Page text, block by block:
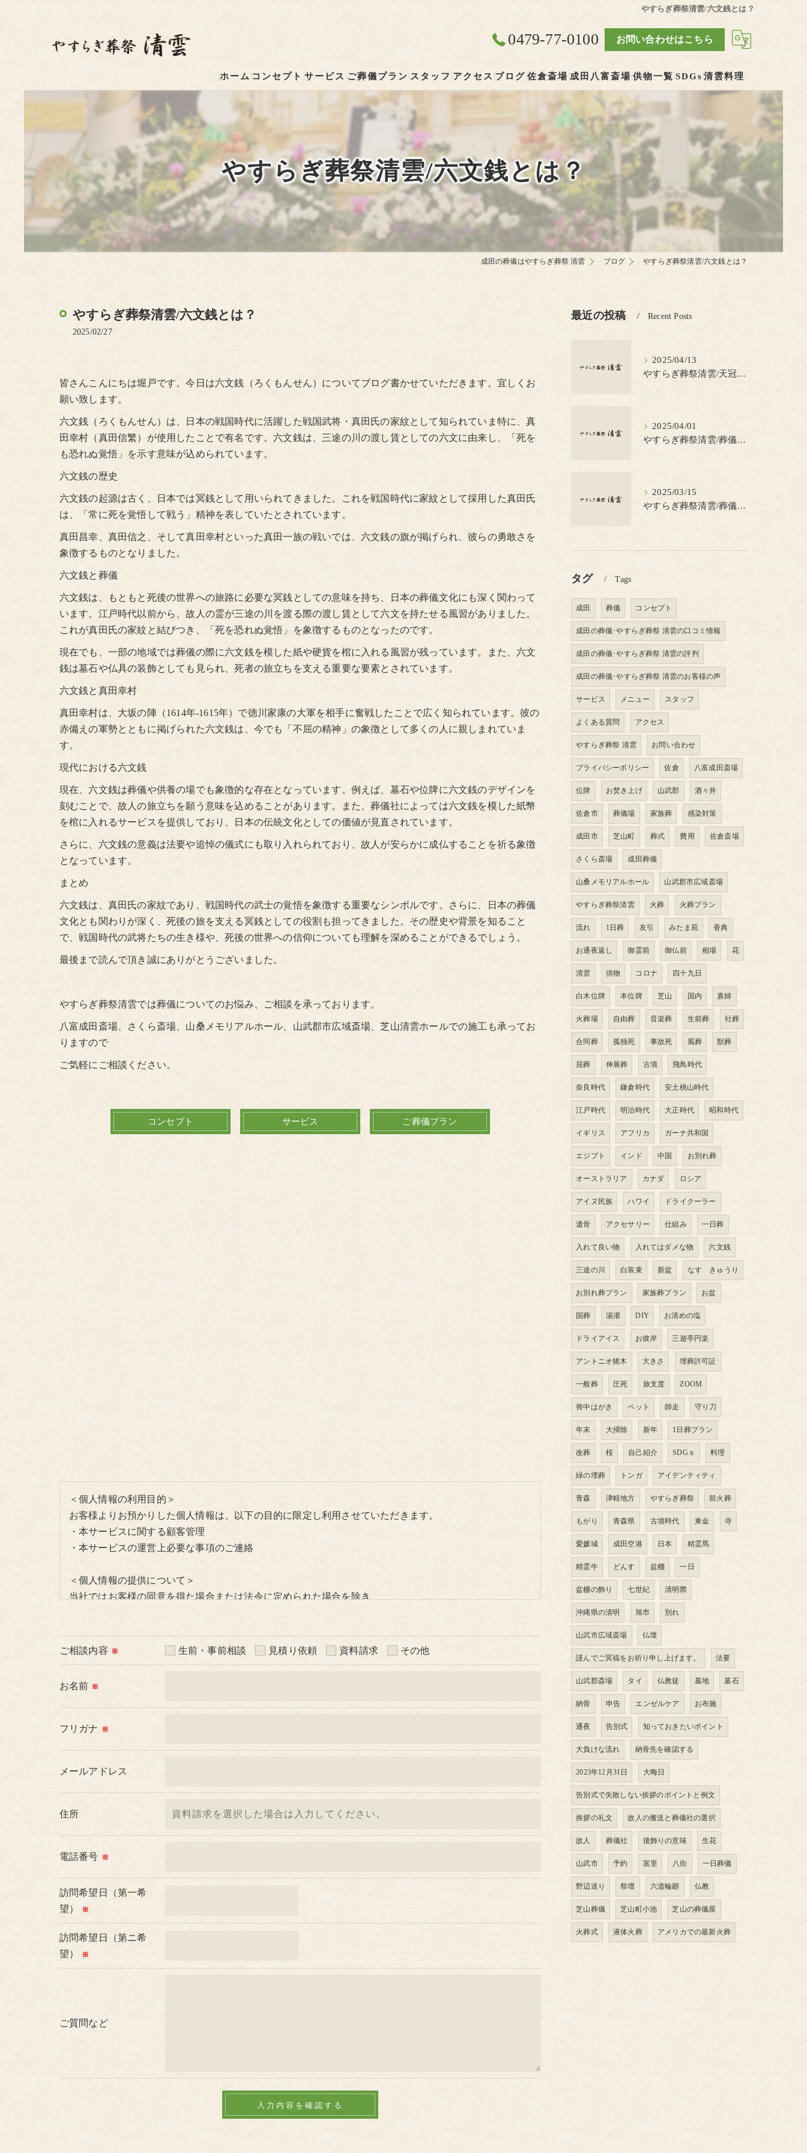
やすらぎ葬祭清雲/六文銭とは？
0479-77-0100 お問い合わせはこちら
ホーム コンセプト
成田の葬儀･やすらぎ葬祭 清雲の口コミ情報
成田の葬儀･やすらぎ葬祭 清雲の評判
成田の葬儀･やすらぎ葬祭 清雲のお客様の声
サービス ご葬儀プラン スタッフ アクセス ブログ 佐倉斎場 成田八富斎場 供物一覧 SDGs 清雲料理
やすらぎ葬祭清雲/六文銭とは？
成田の葬儀はやすらぎ葬祭 清雲 ブログ やすらぎ葬祭清雲/六文銭とは？
やすらぎ葬祭清雲/六文銭とは？
2025/02/27
皆さんこんにちは堀戸です。今日は六文銭（ろくもんせん）についてブログ書かせていただきます。宜しくお
願い致します。
六文銭（ろくもんせん）は、日本の戦国時代に活躍した戦国武将・真田氏の家紋として知られていま特に、真
田幸村（真田信繁）が使用したことで有名です。六文銭は、三途の川の渡し賃としての六文に由来し、「死を
も恐れぬ覚悟」を示す意味が込められています。
六文銭の歴史
六文銭の起源は古く、日本では冥銭として用いられてきました。これを戦国時代に家紋として採用した真田氏
は、「常に死を覚悟して戦う」精神を表していたとされています。
真田昌幸、真田信之、そして真田幸村といった真田一族の戦いでは、六文銭の旗が掲げられ、彼らの勇敢さを
象徴するものとなりました。
六文銭と葬儀
六文銭は、もともと死後の世界への旅路に必要な冥銭としての意味を持ち、日本の葬儀文化にも深く関わって
います。江戸時代以前から、故人の霊が三途の川を渡る際の渡し賃として六文を持たせる風習がありました。
これが真田氏の家紋と結びつき、「死を恐れぬ覚悟」を象徴するものとなったのです。
現在でも、一部の地域では葬儀の際に六文銭を模した紙や硬貨を棺に入れる風習が残っています。また、六文
銭は墓石や仏具の装飾としても見られ、死者の旅立ちを支える重要な要素とされています。
六文銭と真田幸村
真田幸村は、大坂の陣（1614年-1615年）で徳川家康の大軍を相手に奮戦したことで広く知られています。彼の
赤備えの軍勢とともに掲げられた六文銭は、今でも「不屈の精神」の象徴として多くの人に親しまれていま
す。
現代における六文銭
現在、六文銭は葬儀や供養の場でも象徴的な存在となっています。例えば、墓石や位牌に六文銭のデザインを
刻むことで、故人の旅立ちを願う意味を込めることがあります。また、葬儀社によっては六文銭を模した紙幣
を棺に入れるサービスを提供しており、日本の伝統文化としての価値が見直されています。
さらに、六文銭の意義は法要や追悼の儀式にも取り入れられており、故人が安らかに成仏することを祈る象徴
となっています。
まとめ
六文銭は、真田氏の家紋であり、戦国時代の武士の覚悟を象徴する重要なシンボルです。さらに、日本の葬儀
文化とも関わりが深く、死後の旅を支える冥銭としての役割も担ってきました。その歴史や背景を知ること
で、戦国時代の武将たちの生き様や、死後の世界への信仰についても理解を深めることができるでしょう。
最後まで読んで頂き誠にありがとうございました。
やすらぎ葬祭清雲では葬儀についてのお悩み、ご相談を承っております。
八富成田斎場、さくら斎場、山桑メモリアルホール、山武郡市広域斎場、芝山清雲ホールでの施工も承ってお
りますので
ご気軽にご相談ください。
コンセプト サービス ご葬儀プラン
＜個人情報の利用目的＞
お客様よりお預かりした個人情報は、以下の目的に限定し利用させていただきます。
・本サービスに関する顧客管理
・本サービスの運営上必要な事項のご連絡
＜個人情報の提供について＞
当社ではお客様の同意を得た場合または法令に定められた場合を除き、
＜個人情報の委託について＞
＜個人情報の安全管理＞
当社では、個人情報の漏洩等がなされないよう、適切に安全管理対策を実施します。
必要な情報を頂けない場合は、それに対応した当社のサービスをご提供できない場合がございますので予
めご了承ください。
当社では、お客様の個人情報の開示･訂正･削除・利用停止の手続を定めさせて頂いております。
ご本人である事を確認のうえ、対応させて頂きます。
ご相談内容 ※ 生前・事前相談 見積り依頼 資料請求 その他
お名前 ※
フリガナ ※
メールアドレス
住所
電話番号 ※
訪問希望日（第一希
望）
※
訪問希望日（第ニ希
望）
※
ご質問など
最近の投稿 Recent Posts
2025/04/13
やすらぎ葬祭清雲/天冠（てんかん）とは？
2025/04/01
やすらぎ葬祭清雲/葬儀の見積書について知っておきたいポイント
2025/03/15
やすらぎ葬祭清雲/葬儀で蝋燭を使う理由とは
タグ Tags
成田 葬儀 コンセプト
成田の葬儀･やすらぎ葬祭 清雲の口コミ情報
成田の葬儀･やすらぎ葬祭 清雲の評判
成田の葬儀･やすらぎ葬祭 清雲のお客様の声
サービス メニュー スタッフ
よくある質問 アクセス
やすらぎ葬祭 清雲 お問い合わせ
プライバシーポリシー 佐倉 八富成田斎場
位牌 お焚き上げ 山武郡 酒々井
佐倉市 葬儀場 家族葬 感染対策
成田市 芝山町 葬式 費用 佐倉斎場
さくら斎場 成田葬儀
山桑メモリアルホール 山武郡市広域斎場
やすらぎ葬祭清雲 火葬 火葬プラン
流れ 1日葬 友引 みたま苑 香典
お通夜返し 御霊前 御仏前 相場 花
清雲 供物 コロナ 四十九日
白木位牌 本位牌 芝山 国内 寡婦
火葬場 自由葬 音楽葬 生前葬 社葬
合同葬 孤独死 事故死 風葬 獣葬
屈葬 伸展葬 古墳 飛鳥時代
奈良時代 鎌倉時代 安土桃山時代
江戸時代 明治時代 大正時代 昭和時代
イギリス アフリカ ガーナ共和国
エジプト インド 中国 お別れ葬
オーストラリア カナダ ロシア
アイヌ民族 ハワイ ドライクーラー
遺骨 アクセサリー 仕組み 一日葬
入れて良い物 入れてはダメな物 六文銭
三途の川 白装束 新盆 なす きゅうり
お別れ葬プラン 家族葬プラン お盆
国葬 湯灌 DIY お清めの塩
ドライアイス お彼岸 三遊亭円楽
アントニオ猪木 大きさ 埋葬許可証
一般葬 圧死 旅支度 ZOOM
喪中はがき ペット 師走 守り刀
年末 大掃除 新年 1日葬プラン
改葬 桜 自己紹介 SDGｓ 料理
緑の埋葬 トンガ アイデンティティ
青森 津軽地方 やすらぎ葬祭 前火葬
もがり 青森県 古墳時代 東金 寺
愛媛城 成田空港 日本 精霊馬
精霊牛 どんす 盆棚 一日
盆棚の飾り 七世紀 清明際
沖縄県の清明 旭市 別れ
山武市広域斎場 仏壇
謹んでご冥福をお祈り申し上げます。 法要
山武郡斎場 タイ 仏教徒 墓地 墓石
納骨 申告 エンゼルケア お布施
通夜 告別式 知っておきたいポイント
大負けな流れ 納骨先を確認する
2023年12月31日 大晦日
告別式で失敗しない挨拶のポイントと例文
挨拶の礼文 故人の搬送と葬儀社の選択
故人 葬儀社 後飾りの意味 生花
山武市 予約 富里 八街 一日葬儀
野辺送り 祭壇 六道輪廻 仏教
芝山葬儀 芝山町小池 芝山の葬儀屋
火葬式 液体火葬 アメリカでの最新火葬